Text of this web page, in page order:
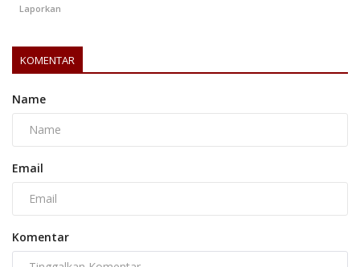
Laporkan
KOMENTAR
Name
Email
Komentar